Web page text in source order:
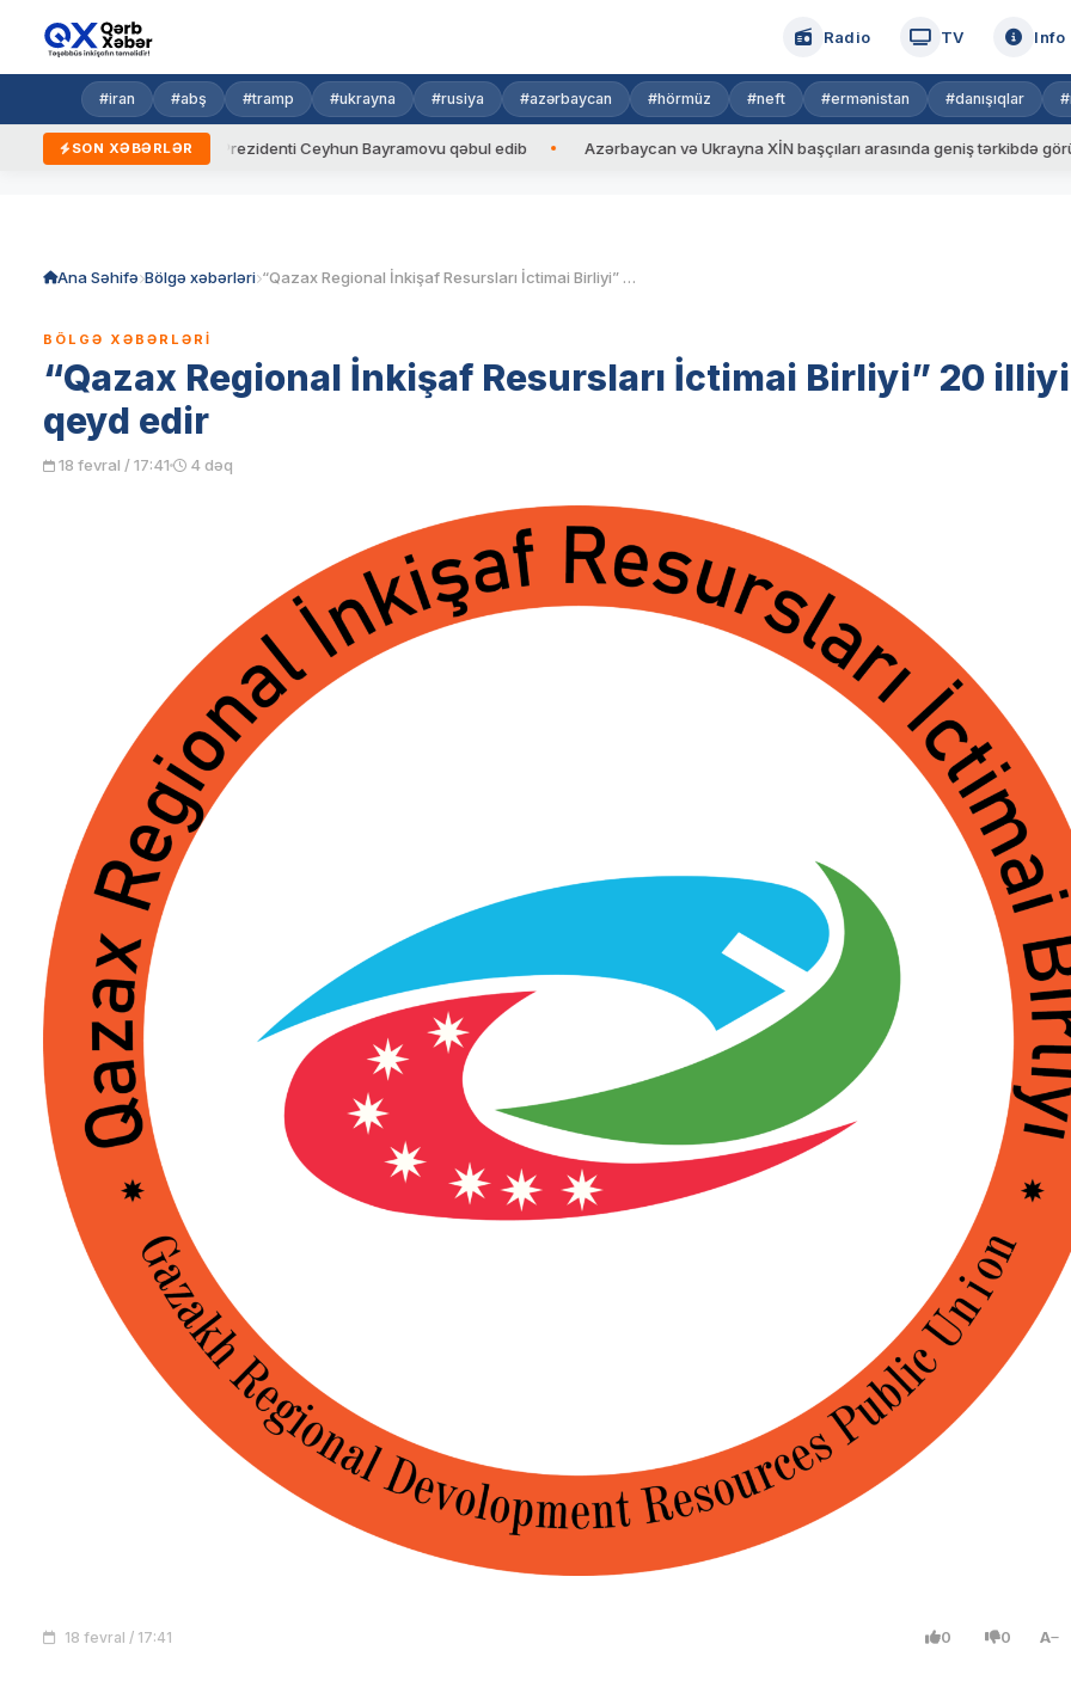
Radio TV Info
#iran #abş #tramp #ukrayna #rusiya #azərbaycan #hörmüz #neft #ermənistan #danışıqlar
SON XƏBƏRLƏR
Ukrayna Prezidenti Ceyhun Bayramovu qəbul edib Azərbaycan və Ukrayna XİN başçıları arasında geniş tərkibdə görüş keçirilib
Ana Səhifə Bölgə xəbərləri “Qazax Regional İnkişaf Resursları İctimai Birliyi” 20 illiyini qeyd edir
BÖLGƏ XƏBƏRLƏRI
“Qazax Regional İnkişaf Resursları İctimai Birliyi” 20
qeyd edir
18 fevral / 17:41 4 dəq
18 fevral / 17:41 0 0 A